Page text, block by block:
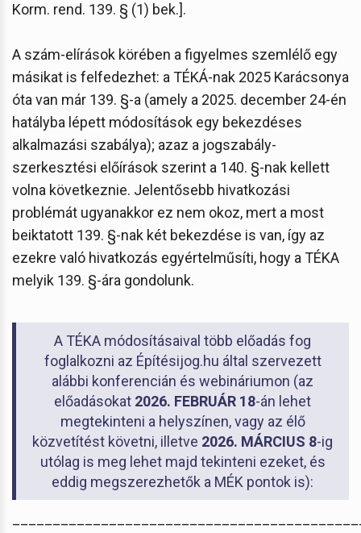
Korm. rend. 139. § (1) bek.].
A szám-elírások körében a figyelmes szemlélő egy
másikat is felfedezhet: a TÉKÁ-nak 2025 Karácsonya
óta van már 139. §-a (amely a 2025. december 24-én
hatályba lépett módosítások egy bekezdéses
alkalmazási szabálya); azaz a jogszabály-
szerkesztési előírások szerint a 140. §-nak kellett
volna következnie. Jelentősebb hivatkozási
problémát ugyanakkor ez nem okoz, mert a most
beiktatott 139. §-nak két bekezdése is van, így az
ezekre való hivatkozás egyértelműsíti, hogy a TÉKA
melyik 139. §-ára gondolunk.
A TÉKA módosításaival több előadás fog
foglalkozni az Építésijog.hu által szervezett
alábbi konferencián és webináriumon (az
előadásokat 2026. FEBRUÁR 18-án lehet
megtekinteni a helyszínen, vagy az élő
közvetítést követni, illetve 2026. MÁRCIUS 8-ig
utólag is meg lehet majd tekinteni ezeket, és
eddig megszerezhetők a MÉK pontok is):